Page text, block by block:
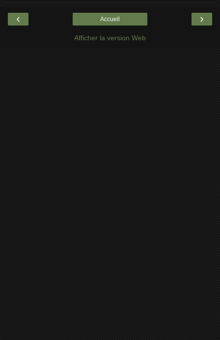
‹ ›
Accueil
Afficher la version Web